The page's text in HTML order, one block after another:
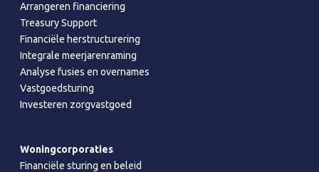
Arrangeren financiering
Treasury Support
Financiële herstructurering
Integrale meerjarenraming
Analyse fusies en overnames
Vastgoedsturing
Investeren zorgvastgoed
Woningcorporaties
Financiële sturing en beleid